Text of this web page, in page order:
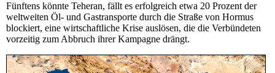
Fünftens könnte Teheran, fällt es erfolgreich etwa 20 Prozent der
weltweiten Öl- und Gastransporte durch die Straße von Hormus
blockiert, eine wirtschaftliche Krise auslösen, die die Verbündeten
vorzeitig zum Abbruch ihrer Kampagne drängt.